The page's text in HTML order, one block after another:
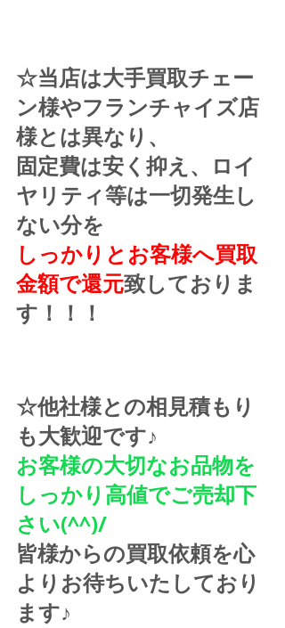
☆当店は大手買取チェー
ン様やフランチャイズ店
様とは異なり、
固定費は安く抑え、ロイ
ヤリティ等は一切発生し
ない分を
しっかりとお客様へ買取
金額で還元致しておりま
す！！！
☆他社様との相見積もり
も大歓迎です♪
お客様の大切なお品物を
しっかり高値でご売却下
さい(^^)/
皆様からの買取依頼を心
よりお待ちいたしており
ます♪